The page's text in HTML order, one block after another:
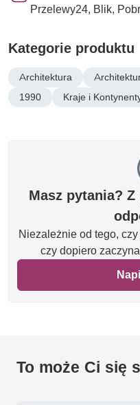
Przelewy24, Blik,
Kategorie produktu
Architektura
1990
Kraje i
Masz pytania?
Niezależnie od tego,
czy dopiero
To może Ci się